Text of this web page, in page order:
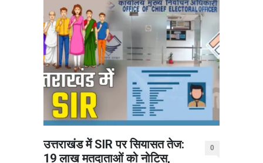
उत्तराखंड में SIR पर सियासत तेज:
19 लाख मतदाताओं को नोटिस,
0